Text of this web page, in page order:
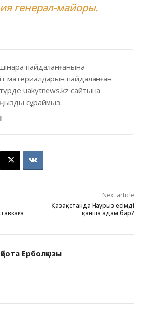
генерал-майоры.
пайдаланғанына
материалдарын пайдаланған
uakytnews.kz сайтына
сұраймыз.
Next article
Қазақстанда Наурыз есімді
қанша адам бар?
Ерболқызы